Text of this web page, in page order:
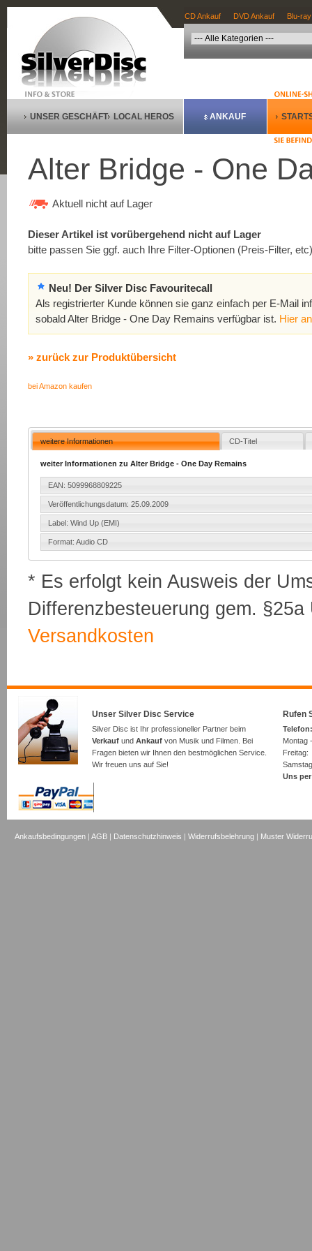
CD Ankauf DVD Ankauf Blu-
UNSER GESCHÄFT LOCAL HEROS ANKAUF
Alter Bridge - One
Aktuell nicht auf Lager
Dieser Artikel ist vorübergehend nicht auf Lager
bitte passen Sie ggf. auch Ihre Filter-Optionen (Preis-Filter,
Neu! Der Silver Disc Favouritecall
Als registrierter Kunde können sie ganz einfach per E-Mail
sobald Alter Bridge - One Day Remains verfügbar ist. Hier
» zurück zur Produktübersicht
bei Amazon kaufen
weitere Informationen CD-Titel
weiter Informationen zu Alter Bridge - One Day Remains
EAN: 5099968809225
Veröffentlichungsdatum: 25.09.2009
Label: Wind Up (EMI)
Format: Audio CD
* Es erfolgt kein Ausweis der
Differenzbesteuerung gem.
Versandkosten
Unser Silver Disc Service
Silver Disc ist Ihr professioneller Partner beim
Verkauf und Ankauf von Musik und Filmen. Bei
Fragen bieten wir Ihnen den bestmöglichen Service.
Wir freuen uns auf Sie!
Rufen
Montag
Uns
Ankaufsbedingungen |AGB | Datenschutzhinweis |Widerrufsbelehrung | Muster